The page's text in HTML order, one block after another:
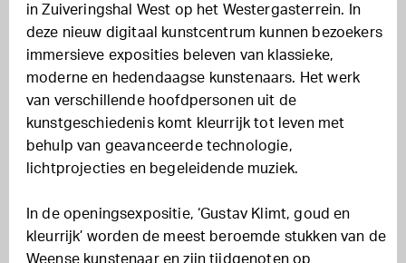
in Zuiveringshal West op het Westergasterrein. In
deze nieuw digitaal kunstcentrum kunnen bezoekers
immersieve exposities beleven van klassieke,
moderne en hedendaagse kunstenaars. Het werk
van verschillende hoofdpersonen uit de
kunstgeschiedenis komt kleurrijk tot leven met
behulp van geavanceerde technologie,
lichtprojecties en begeleidende muziek.
In de openingsexpositie, ‘Gustav Klimt, goud en
kleurrijk’ worden de meest beroemde stukken van de
Weense kunstenaar en zijn tijdgenoten op